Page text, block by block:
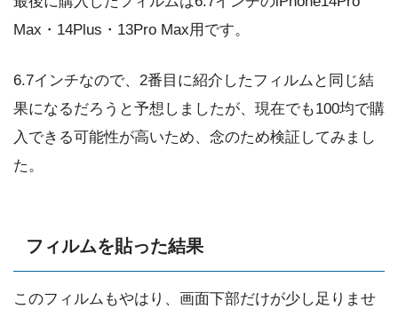
Max・14Plus・13Pro Max用です。
6.7インチなので、2番目に紹介したフィルムと同じ結
果になるだろうと予想しましたが、現在でも100均で購
入できる可能性が高いため、念のため検証してみまし
た。
フィルムを貼った結果
このフィルムもやはり、画面下部だけが少し足りませ